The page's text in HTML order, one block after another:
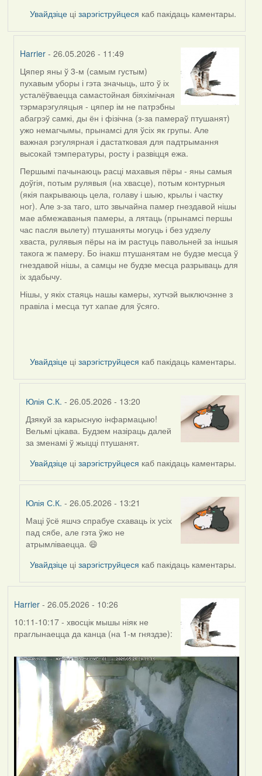
Увайдзіце цізарэгіструйцеся каб пакідаць каментары.
Harrier - 26.05.2026 - 11:49
In
reply
to
by
Юлія
С.К.
Цяпер яны ў 3-м (самым густым)
пухавым уборы і гэта значыць, што ў іх
усталёўваецца самастойная біяхімічная
тэрмарэгуляцыя - цяпер ім не патрэбны
абагрэў самкі, ды ён і фізічна (з-за памераў птушанят)
ужо немагчымы, прынамсі для ўсіх як групы. Але
важная рэгулярная і дастатковая для падтрымання
высокай тэмпературы, росту і развіцця ежа.
Першымі пачынаюць расці махавыя пёры - яны самыя
доўгія, потым рулявыя (на хвасце), потым контурныя
(якія пакрываюць цела, голаву і шыю, крылы і частку
ног). Але з-за таго, што звычайна памер гнездавой нішы
мае абмежаваныя памеры, а лятаць (прынамсі першы
час пасля вылету) птушаняты могуць і без удзелу
хваста, рулявыя пёры на ім растуць павольней за іншыя
такога ж памеру. Бо інакш птушанятам не будзе месца ў
гнездавой нішы, а самцы не будзе месца разрываць для
іх здабычу.
Нішы, у якіх стаяць нашы камеры, хутчэй выключэнне з
правіла і месца тут хапае для ўсяго.
Увайдзіце цізарэгіструйцеся каб пакідаць каментары.
Юлія С.К. - 26.05.2026 - 13:20
In
reply
to
by
Harrier
Дзякуй за карысную інфармацыю!
Вельмі цікава. Будзем назіраць далей
за зменамі ў жыцці птушанят.
Увайдзіце цізарэгіструйцеся каб пакідаць каментары.
Юлія С.К. - 26.05.2026 - 13:21
In
reply
to
by
Harrier
Маці ўсё яшчэ спрабуе схаваць іх усіх
пад сябе, але гэта ўжо не
атрымліваецца. 😄
Увайдзіце цізарэгіструйцеся каб пакідаць каментары.
Harrier- 26.05.2026 - 10:26
10:11-10:17 - хвосцік мышы ніяк не
праглынаецца да канца (на 1-м гняздзе):